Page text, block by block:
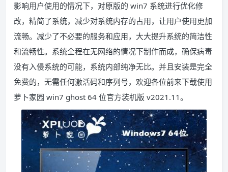
影响用户使用的情况下，对原版的 win7 系统进行优化修
改，精简了系统，减少对系统内存的占用，让用户使用更加
流畅。减少了不必要的服务和应用，大大提升系统的简洁性
和流畅性。系统全程在无网络的情况下制作而成，确保病毒
没有入侵系统的可能，系统内部纯净无比。并且安装是完全
免费的，无需任何激活码和序列号，欢迎各位前来下载使用
萝卜家园 win7 ghost 64 位官方装机版 v2021.11。